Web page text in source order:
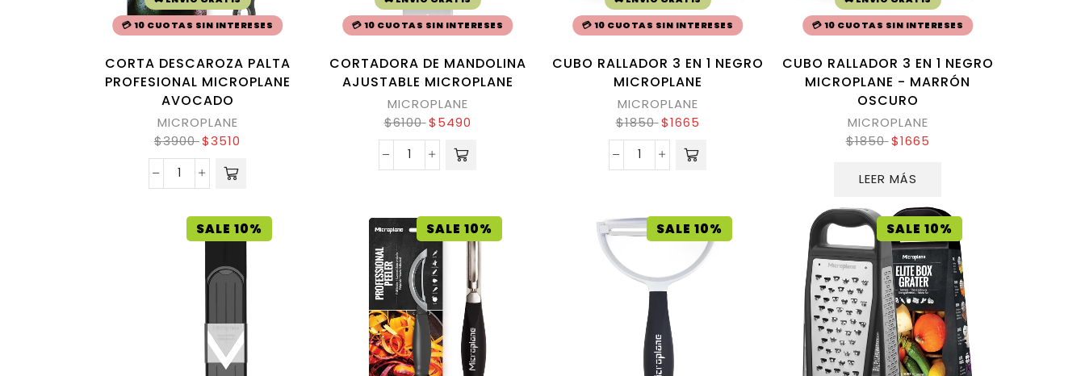
💳 10 CUOTAS SIN INTERESES
CORTA DESCAROZA PALTA
PROFESIONAL MICROPLANE
AVOCADO
MICROPLANE
$3900 $3510
💳 10 CUOTAS SIN INTERESES
CORTADORA DE MANDOLINA
AJUSTABLE MICROPLANE
MICROPLANE
$6100 $5490
💳 10 CUOTAS SIN INTERESES
CUBO RALLADOR 3 EN 1 NEGRO
MICROPLANE
MICROPLANE
$1850 $1665
💳 10 CUOTAS SIN INTERESES
CUBO RALLADOR 3 EN 1 NEGRO
MICROPLANE - MARRÓN
OSCURO
MICROPLANE
$1850 $1665
LEER MÁS
SALE 10% SALE 10% SALE 10% SALE 10%